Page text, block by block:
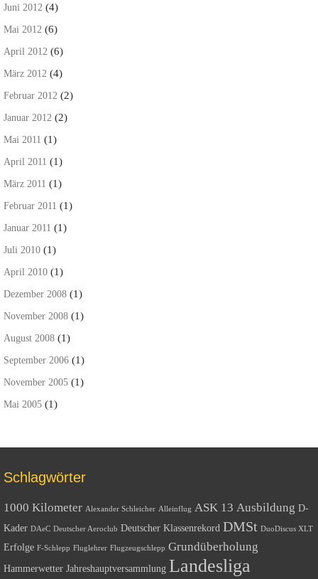
Juni 2012 (4)
Mai 2012 (6)
April 2012 (6)
März 2012 (4)
Februar 2012 (2)
Januar 2012 (2)
Mai 2011 (1)
April 2011 (1)
März 2011 (1)
Februar 2011 (1)
Januar 2011 (1)
Juli 2010 (1)
April 2010 (1)
Dezember 2008 (1)
November 2008 (1)
August 2008 (1)
September 2006 (1)
November 2005 (1)
Mai 2005 (1)
Schlagwörter
1000 Kilometer Alexander Schleicher Alleinflug ASK 13 Ausbildung D-
Kader DAeC Deutscher Aeroclub Deutscher Klassenrekord DMSt DuoDiscus XLT
Erfolge F-Schlepp Fluglehrer Flugzeugschlepp Grundüberholung
Hammerwetter Jahreshauptversammlung Landesliga